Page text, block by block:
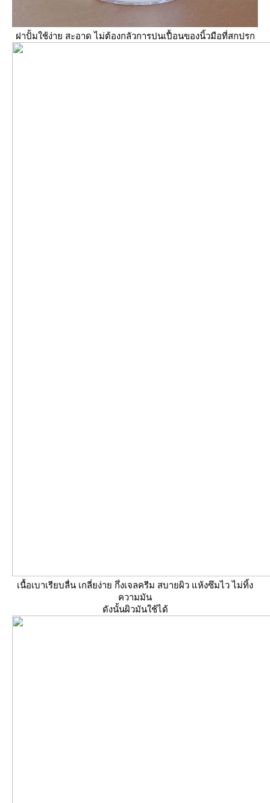
ฝาปั้มใช้ง่าย สะอาด ไม่ต้องกลัวการปนเปื้อนของนิ้วมือที่สกปรก
เนื้อเบาเรียบลื่น เกลี่ยง่าย กึ่งเจลครีม สบายผิว แห้งซึมไว ไม่ทิ้ง
ความมัน
ดังนั้นผิวมันใช้ได้